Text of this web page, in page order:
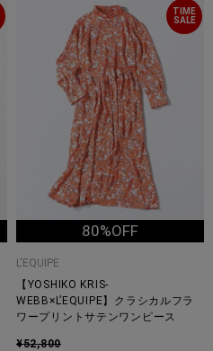
TIME
SALE
80%OFF
L'EQUIPE
【YOSHIKO KRIS-
WEBB×L’EQUIPE】クラシカルフラ
ワープリントサテンワンピース
¥52,800